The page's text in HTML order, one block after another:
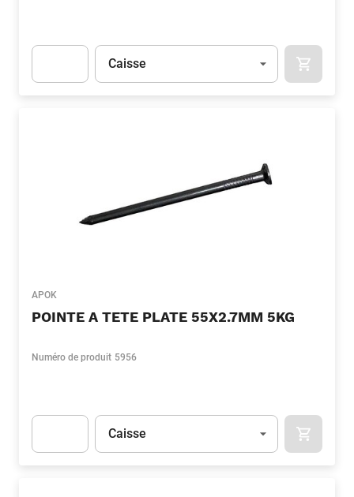
Unité
Caisse
APOK
POINTE A TETE PLATE 55X2.7MM 5KG
Numéro de produit 5956
Unité
Caisse